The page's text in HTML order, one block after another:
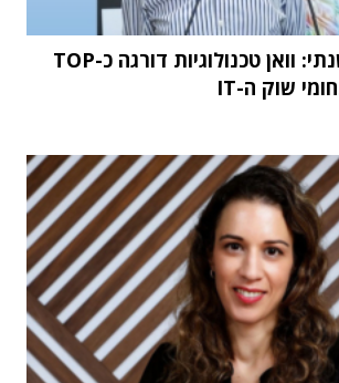
מחקר STKI השנתי: וואן טכנולוגיות דורגה כ-TOP